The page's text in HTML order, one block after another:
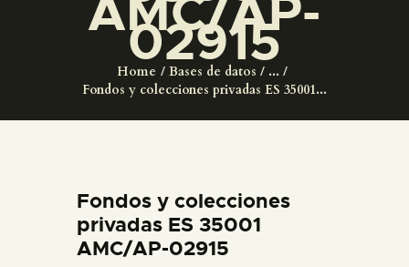
02915
Home Bases de datos
...
Fondos y colecciones privadas ES 35001...
EL MUSEO
ESPAÑOL
Fondos y colecciones
privadas ES 35001
AMC/AP-02915